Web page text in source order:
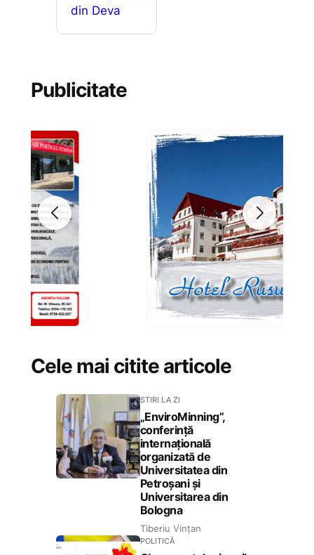
din Deva
Publicitate
Cele mai citite articole
STIRI LA ZI
„EnviroMinning”,
conferință
internațională
organizată de
Universitatea din
Petroșani și
Universitarea din
Bologna
Tiberiu Vințan
POLITICĂ